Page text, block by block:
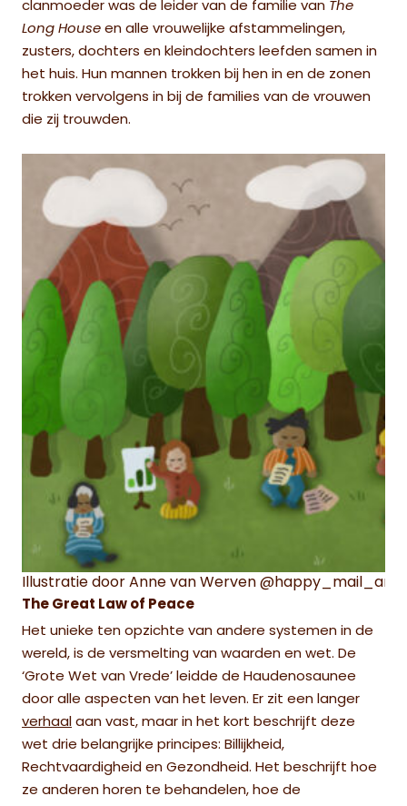
clanmoeder was de leider van de familie van The
Long House en alle vrouwelijke afstammelingen,
zusters, dochters en kleindochters leefden samen in
het huis. Hun mannen trokken bij hen in en de zonen
trokken vervolgens in bij de families van de vrouwen
die zij trouwden.
Illustratie door Anne van Werven
The Great Law of Peace
Het unieke ten opzichte van andere systemen in de
wereld, is de versmelting van waarden en wet. De
‘Grote Wet van Vrede’ leidde de Haudenosaunee
door alle aspecten van het leven. Er zit een langer
verhaal aan vast, maar in het kort beschrijft deze
wet drie belangrijke principes: Billijkheid,
Rechtvaardigheid en Gezondheid. Het beschrijft hoe
ze anderen horen te behandelen, hoe de